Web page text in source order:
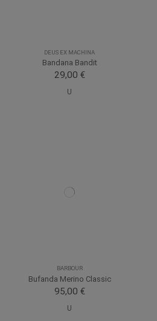
DEUS EX MACHINA
Bandana Bandit
29,00 €
U
BARBOUR
Bufanda Merino Classic
95,00 €
U